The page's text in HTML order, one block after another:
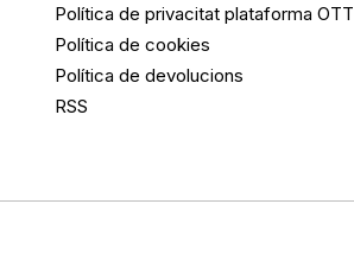
Política de privacitat plataforma OTT
Política de cookies
Política de devolucions
RSS